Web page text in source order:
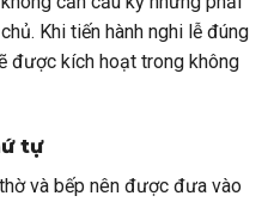
Khi tiến hành nghi lễ đúng
được kích hoạt trong không
tự
và bếp nên được đưa vào